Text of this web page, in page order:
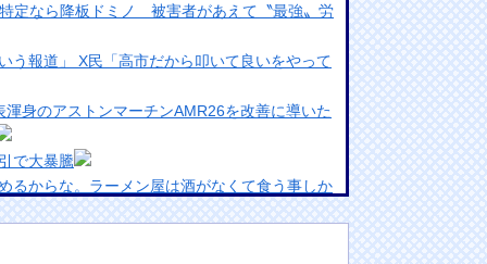
定なら降板ドミノ 被害者があえて〝最強〟労
う報道」 X民「高市だから叩いて良いをやって
身のアストンマーチンAMR26を改善に導いた
で大暴騰
るからな。ラーメン屋は酒がなくて食う事しか